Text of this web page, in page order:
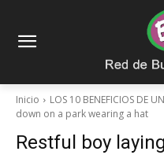
Inicio LOS 10 BENEFICIOS DE
down on a park wearing a hat
Restful boy